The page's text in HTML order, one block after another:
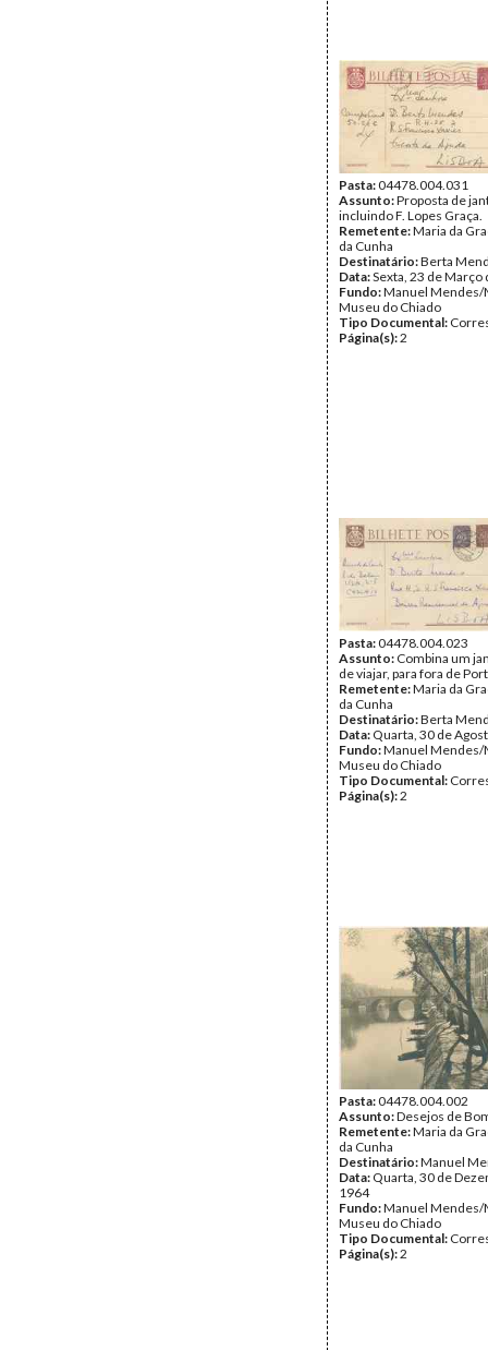
Pasta:04478.004.031
Assunto:Proposta de
incluindo F. Lopes Graça.
Remetente:Maria da
da Cunha
Destinatário:Berta
Data:Sexta, 23 de Março
Fundo:Manuel Mendes/
Museu do Chiado
Tipo Documental:
Página(s):2
Pasta:04478.004.023
Assunto: Combina um
de viajar, para fora de
Remetente:Maria da
da Cunha
Destinatário:Berta
Data: Quarta, 30 de
Fundo:Manuel Mendes/
Museu do Chiado
Tipo Documental:
Página(s):2
Pasta:04478.004.002
Assunto:Desejos de
Remetente:Maria da
da Cunha
Destinatário:Manuel
Data: Quarta, 30 de
1964
Fundo:Manuel Mendes/
Museu do Chiado
Tipo Documental:
Página(s):2